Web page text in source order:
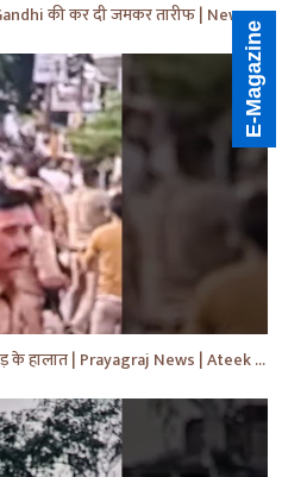
MP Brij Bhushan Singh ने Rahul Gandhi की कर दी जमकर तारीफ | News | Breaking | #shorts #yt #news
अबान अहमद का शव पहुंचते ही बिगड़े भीड़ के हालात | Prayagraj News | Ateek Ahmad | #shorts #yt #news
E-Magazine